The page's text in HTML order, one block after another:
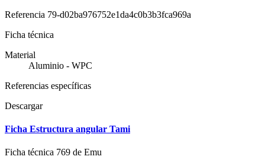
Referencia 79-d02ba976752e1da4c0b3b3fca969a
Ficha técnica
Material
Aluminio - WPC
Referencias específicas
Descargar
Ficha Estructura angular Tami
Ficha técnica 769 de Emu